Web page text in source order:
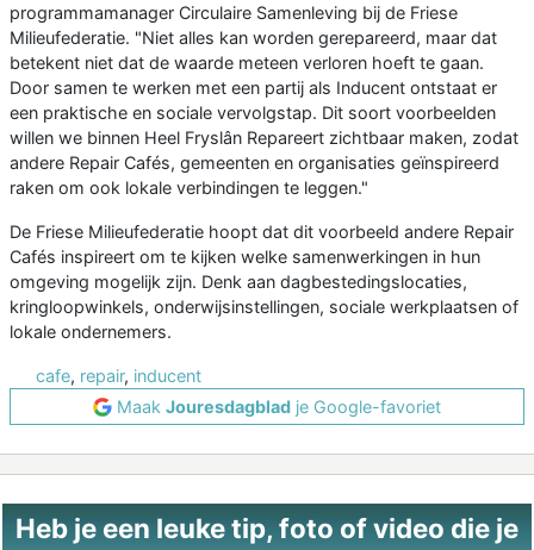
programmamanager Circulaire Samenleving bij de Friese
Milieufederatie. "Niet alles kan worden gerepareerd, maar dat
betekent niet dat de waarde meteen verloren hoeft te gaan.
Door samen te werken met een partij als Inducent ontstaat er
een praktische en sociale vervolgstap. Dit soort voorbeelden
willen we binnen Heel Fryslân Repareert zichtbaar maken, zodat
andere Repair Cafés, gemeenten en organisaties geïnspireerd
raken om ook lokale verbindingen te leggen."
De Friese Milieufederatie hoopt dat dit voorbeeld andere Repair
Cafés inspireert om te kijken welke samenwerkingen in hun
omgeving mogelijk zijn. Denk aan dagbestedingslocaties,
kringloopwinkels, onderwijsinstellingen, sociale werkplaatsen of
lokale ondernemers.
cafe, repair, inducent
Maak Jouresdagblad je Google-favoriet
Heb je een leuke tip, foto of video die je